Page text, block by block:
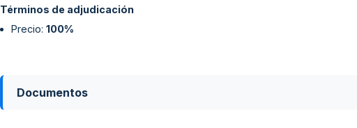
Términos de adjudicación
Precio: 100%
Documentos